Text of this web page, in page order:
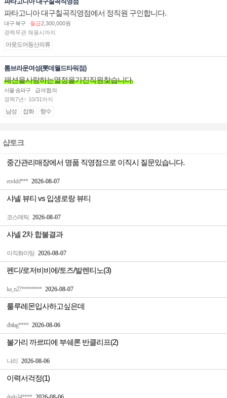
파타고니아 대구칠곡직영점에서 정직원 구인합니다.
대구 북구 월급2,300,000원
경력무관 채용시까지
아웃도어등산의류
톰브라운여성(롯데월드타워점)
패션을사랑하는열정을가진직원찾습니다.
서울 송파구
급여협의
경력7년↑ 10/31까지
남성 잡화 향수
샵토크
eovkfd*** 2026-08-07
중간관리매장에서 명품 직영점으로 이직시 질문있습니다.
코스메틱 2026-08-07
샤넬 뷰티 vs 입생로랑 뷰티
이직화이팅 2026-08-07
샤넬 2차 합불결과
ka_n27******** 2026-08-07
펜디/로저비비에/토즈/발렌티노(3)
dbtlag**** 2026-08-06
룰루레몬입사하고싶은데
나리 2026-08-06
불가리 까르띠에 부쉐론 반클리프(2)
이력서걱정(1)